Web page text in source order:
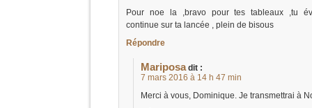
Pour noe la ,bravo pour tes tableaux ,tu
continue sur ta lancée , plein de bisous
Répondre
Mariposa dit :
7 mars 2016 à 14 h 47 min
Merci à vous, Dominique. Je transmettrai à